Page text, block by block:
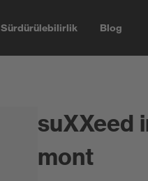
Sürdürülebilirlik Blog
suXXeed
mont